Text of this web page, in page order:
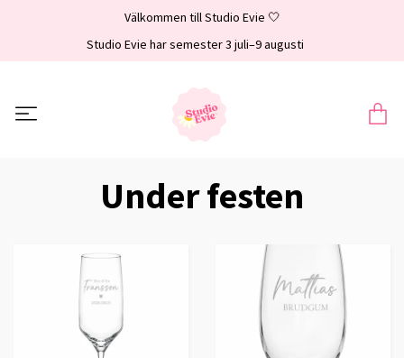
Välkommen till Studio Evie 🤍
Studio Evie har semester 3 juli–9 augusti
Under festen